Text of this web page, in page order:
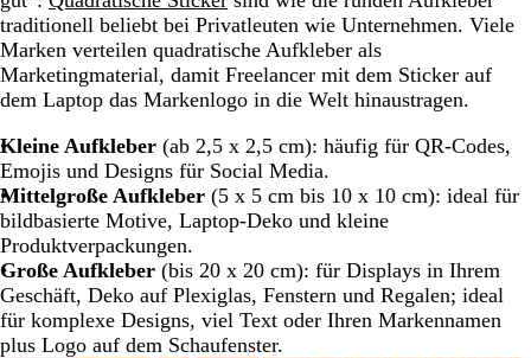
traditionell beliebt bei Privatleuten wie Unternehmen. Viele
Marken verteilen quadratische Aufkleber als
Marketingmaterial, damit Freelancer mit dem Sticker auf
dem Laptop das Markenlogo in die Welt hinaustragen.
Kleine Aufkleber (ab 2,5 x 2,5 cm): häufig für QR-Codes,
Emojis und Designs für Social Media.
Mittelgroße Aufkleber (5 x 5 cm bis 10 x 10 cm): ideal für
bildbasierte Motive, Laptop-Deko und kleine
Produktverpackungen.
Große Aufkleber (bis 20 x 20 cm): für Displays in Ihrem
Geschäft, Deko auf Plexiglas, Fenstern und Regalen; ideal
für komplexe Designs, viel Text oder Ihren Markennamen
plus Logo auf dem Schaufenster.